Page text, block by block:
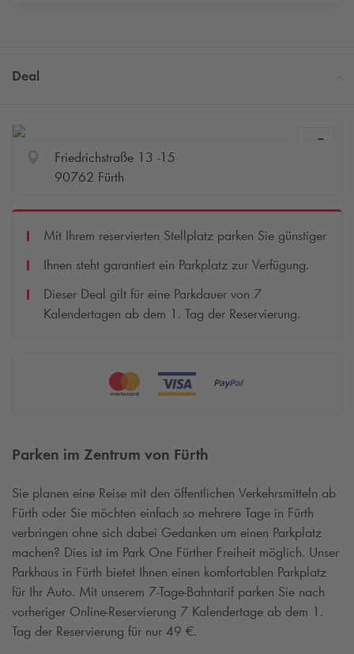
Deal
Parken im Zentrum von Fürth
Sie planen eine Reise mit den öffentlichen Verkehrsmitteln ab
Fürth oder Sie möchten einfach so mehrere Tage in Fürth
verbringen ohne sich dabei Gedanken um einen Parkplatz
machen? Dies ist im Park One Fürther Freiheit möglich. Unser
Parkhaus in Fürth bietet Ihnen einen komfortablen Parkplatz
für Ihr Auto. Mit unserem 7-Tage-Bahntarif parken Sie nach
vorheriger Online-Reservierung 7 Kalendertage ab dem 1.
Tag der Reservierung für nur 49 €.
Friedrichstraße 13 -15
90762 Fürth
Mit Ihrem reservierten Stellplatz parken Sie günstiger
Ihnen steht garantiert ein Parkplatz zur Verfügung.
Dieser Deal gilt für eine Parkdauer von 7
Kalendertagen ab dem 1. Tag der Reservierung.